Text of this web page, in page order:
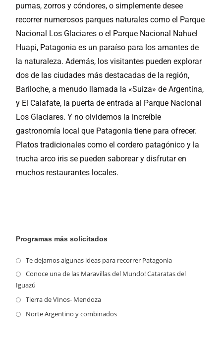
pumas, zorros y cóndores, o simplemente desee
recorrer numerosos parques naturales como el Parque
Nacional Los Glaciares o el Parque Nacional Nahuel
Huapi, Patagonia es un paraíso para los amantes de
la naturaleza. Además, los visitantes pueden explorar
dos de las ciudades más destacadas de la región,
Bariloche, a menudo llamada la «Suiza» de Argentina,
y El Calafate, la puerta de entrada al Parque Nacional
Los Glaciares. Y no olvidemos la increíble
gastronomía local que Patagonia tiene para ofrecer.
Platos tradicionales como el cordero patagónico y la
trucha arco iris se pueden saborear y disfrutar en
muchos restaurantes locales.
Programas más solicitados
Te dejamos algunas ideas para recorrer Patagonia
Conoce una de las Maravillas del Mundo! Cataratas del
Iguazú
Tierra de VInos- Mendoza
Norte Argentino y combinados